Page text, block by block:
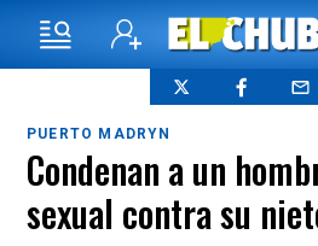
PUERTO MADRYN
Condenan a un
sexual contra su